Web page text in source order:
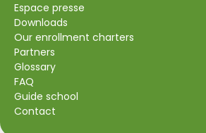
Espace presse
Downloads
Our enrollment charters
Partners
Glossary
FAQ
Guide school
Contact